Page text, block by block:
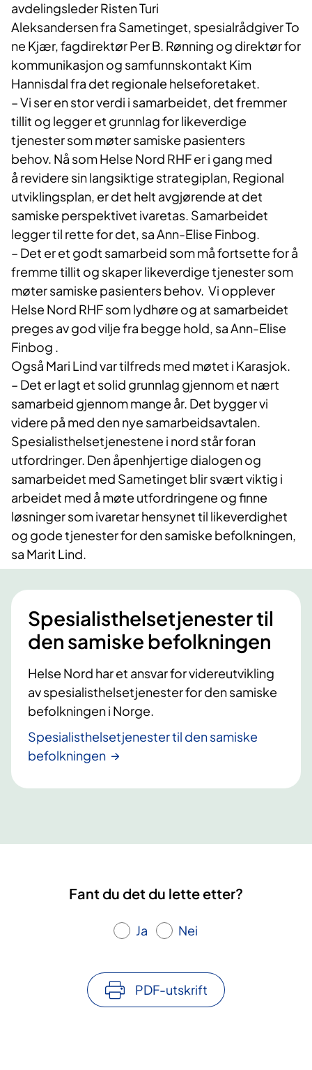
avdelingsleder Risten Turi
Aleksandersen fra Sametinget, spesialrådgiver To
ne Kjær, fagdirektør Per B. Rønning og direktør for
kommunikasjon og samfunnskontakt Kim
Hannisdal fra det regionale helseforetaket.
–Vi ser en stor verdi i samarbeidet, det fremmer
tillit og legger et grunnlag for likeverdige
tjenester som møter samiske pasienters
behov. Nå som Helse Nord RHF er i gang med
å revidere sin langsiktige strategiplan, Regional
utviklingsplan, er det helt avgjørende at det
samiske perspektivet ivaretas. Samarbeidet
legger til rette for det, sa Ann-Elise Finbog.
– Det er et godt samarbeid som må fortsette for å
fremme tillit og skaper likeverdige tjenester som
møter samiske pasienters behov. Vi opplever
Helse Nord RHF som lydhøre og at samarbeidet
preges av god vilje fra begge hold, sa Ann-Elise
Finbog .
Også Mari Lind var tilfreds med møtet i Karasjok.
– Det er lagt et solid grunnlag gjennom et nært
samarbeid gjennom mange år. Det bygger vi
videre på med den nye samarbeidsavtalen.
Spesialisthelsetjenestene i nord står foran
utfordringer. Den åpenhjertige dialogen og
samarbeidet med Sametinget blir svært viktig i
arbeidet med å møte utfordringene og finne
løsninger som ivaretar hensynet til likeverdighet
og gode tjenester for den samiske befolkningen,
sa Marit Lind.
Spesialisthelsetjenester til
den samiske befolkningen
Helse Nord har et ansvar for videreutvikling
av spesialisthelsetjenester for den samiske
befolkningen i Norge.
Spesialisthelsetjenester til den samiske
befolkningen
Fant du det du lette etter?
Ja Nei
PDF-utskrift